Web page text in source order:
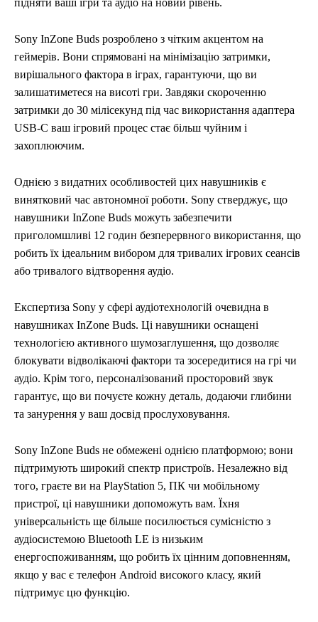
підняти ваші ігри та аудіо на новий рівень.
Sony InZone Buds розроблено з чітким акцентом на
геймерів. Вони спрямовані на мінімізацію затримки,
вирішального фактора в іграх, гарантуючи, що ви
залишатиметеся на висоті гри. Завдяки скороченню
затримки до 30 мілісекунд під час використання адаптера
USB-C ваш ігровий процес стає більш чуйним і
захоплюючим.
Однією з видатних особливостей цих навушників є
винятковий час автономної роботи. Sony стверджує, що
навушники InZone Buds можуть забезпечити
приголомшливі 12 годин безперервного використання, що
робить їх ідеальним вибором для тривалих ігрових сеансів
або тривалого відтворення аудіо.
Експертиза Sony у сфері аудіотехнологій очевидна в
навушниках InZone Buds. Ці навушники оснащені
технологією активного шумозаглушення, що дозволяє
блокувати відволікаючі фактори та зосередитися на грі чи
аудіо. Крім того, персоналізований просторовий звук
гарантує, що ви почуєте кожну деталь, додаючи глибини
та занурення у ваш досвід прослуховування.
Sony InZone Buds не обмежені однією платформою; вони
підтримують широкий спектр пристроїв. Незалежно від
того, граєте ви на PlayStation 5, ПК чи мобільному
пристрої, ці навушники допоможуть вам. Їхня
універсальність ще більше посилюється сумісністю з
аудіосистемою Bluetooth LE із низьким
енергоспоживанням, що робить їх цінним доповненням,
якщо у вас є телефон Android високого класу, який
підтримує цю функцію.